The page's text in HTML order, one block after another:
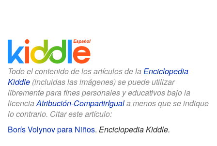
Todo el contenido de los artículos de la Enciclopedia
Kiddle (incluidas las imágenes) se puede utilizar
libremente para fines personales y educativos bajo la
licenciaAtribución-CompartirIguala menos que se indique
lo contrario. Citar este artículo:
Borís Volynov para Niños. Enciclopedia Kiddle.